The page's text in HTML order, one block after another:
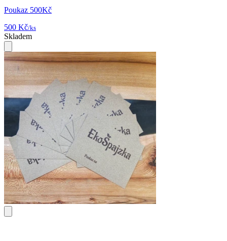
Poukaz 500Kč
500 Kč/ks
Skladem